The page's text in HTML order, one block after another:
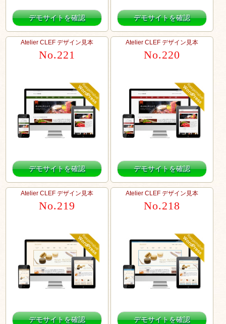
デモサイトを確認 デモサイトを確認
Atelier CLEF デザイン見本
No.221
デモサイトを確認
Atelier CLEF デザイン見本
No.220
デモサイトを確認
Atelier CLEF デザイン見本
No.219
デモサイトを確認
Atelier CLEF デザイン見本
No.218
デモサイトを確認